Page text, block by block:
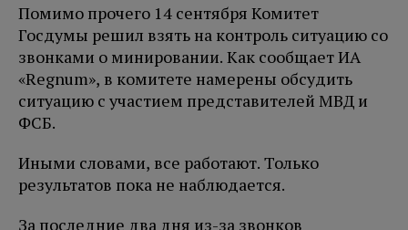
Помимо прочего 14 сентября Комитет
Госдумы решил взять на контроль ситуацию со
звонками о минировании. Как сообщает ИА
«Regnum», в комитете намерены обсудить
ситуацию с участием представителей МВД и
ФСБ.
Иными словами, все работают. Только
результатов пока не наблюдается.
За последние два дня из-за звонков